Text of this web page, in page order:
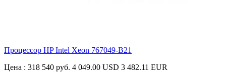
Процессор HP Intel Xeon 767049-B21
Цена : 318 540 руб. 4 049.00 USD 3 482.11 EUR